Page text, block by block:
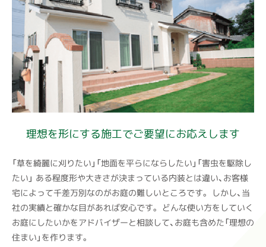
理想を形にする施工でご要望にお応えします
「草を綺麗に刈りたい」「地面を平らにならしたい」「害虫を駆除し
たい」 ある程度形や大きさが決まっている内装とは違い、お客様
宅によって千差万別なのがお庭の難しいところです。 しかし、当
社の実績と確かな目があれば安心です。 どんな使い方をしていく
お庭にしたいかをアドバイザーと相談して、お庭も含めた「理想の
住まい」を作ります。